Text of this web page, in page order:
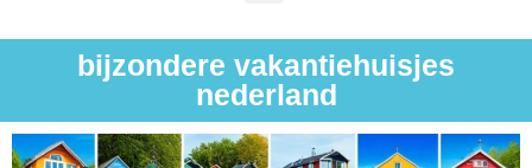
bijzondere vakantiehuisjes
nederland